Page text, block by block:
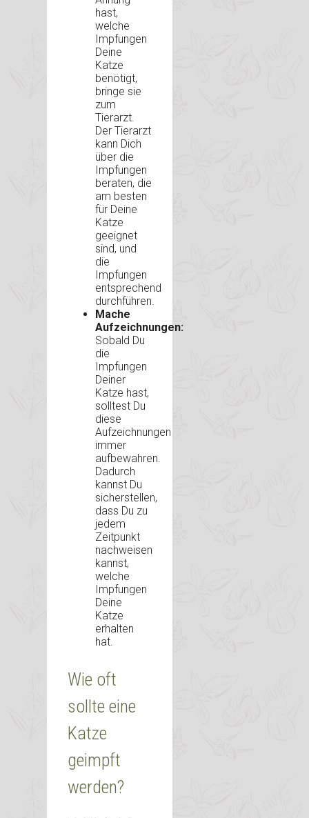
hast,
welche
Impfungen
Deine
Katze
benötigt,
bringe sie
zum
Tierarzt.
Der Tierarzt
kann Dich
über die
Impfungen
beraten, die
am besten
für Deine
Katze
geeignet
sind, und
die
Impfungen
entsprechend
durchführen.
Mache
Aufzeichnungen:
Sobald Du
die
Impfungen
Deiner
Katze hast,
solltest Du
diese
Aufzeichnungen
immer
aufbewahren.
Dadurch
kannst Du
sicherstellen,
dass Du zu
jedem
Zeitpunkt
nachweisen
kannst,
welche
Impfungen
Deine
Katze
erhalten
hat.
Wie oft
sollte eine
Katze
geimpft
werden?